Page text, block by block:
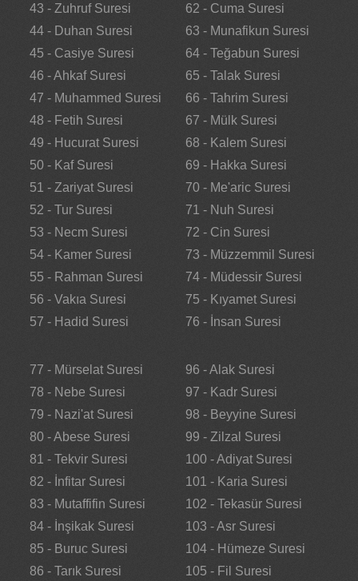
43 - Zuhruf Suresi
44 - Duhan Suresi
45 - Casiye Suresi
46 - Ahkaf Suresi
47 - Muhammed Suresi
48 - Fetih Suresi
49 - Hucurat Suresi
50 - Kaf Suresi
51 - Zariyat Suresi
52 - Tur Suresi
53 - Necm Suresi
54 - Kamer Suresi
55 - Rahman Suresi
56 - Vakıa Suresi
57 - Hadid Suresi
62 - Cuma Suresi
63 - Munafikun Suresi
64 - Teğabun Suresi
65 - Talak Suresi
66 - Tahrim Suresi
67 - Mülk Suresi
68 - Kalem Suresi
69 - Hakka Suresi
70 - Me'aric Suresi
71 - Nuh Suresi
72 - Cin Suresi
73 - Müzzemmil Suresi
74 - Müdessir Suresi
75 - Kıyamet Suresi
76 - İnsan Suresi
77 - Mürselat Suresi
78 - Nebe Suresi
79 - Nazi'at Suresi
80 - Abese Suresi
81 - Tekvir Suresi
82 - İnfitar Suresi
83 - Mutaffifin Suresi
84 - İnşikak Suresi
85 - Buruc Suresi
86 - Tarık Suresi
96 - Alak Suresi
97 - Kadr Suresi
98 - Beyyine Suresi
99 - Zilzal Suresi
100 - Adiyat Suresi
101 - Karia Suresi
102 - Tekasür Suresi
103 - Asr Suresi
104 - Hümeze Suresi
105 - Fil Suresi